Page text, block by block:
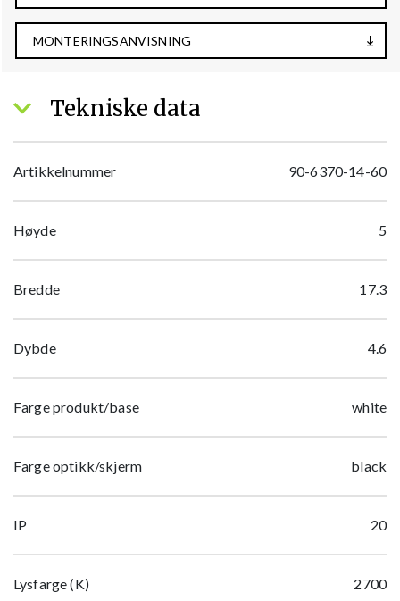
MONTERINGSANVISNING
Tekniske data
Artikkelnummer 90-6370-14-60
Høyde 5
Bredde 17.3
Dybde 4.6
Farge produkt/base white
Farge optikk/skjerm black
IP 20
Lysfarge (K) 2700